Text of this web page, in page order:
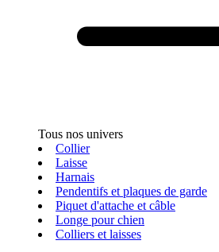
Tous nos univers
Collier
Laisse
Harnais
Pendentifs et plaques de garde
Piquet d'attache et câble
Longe pour chien
Colliers et laisses